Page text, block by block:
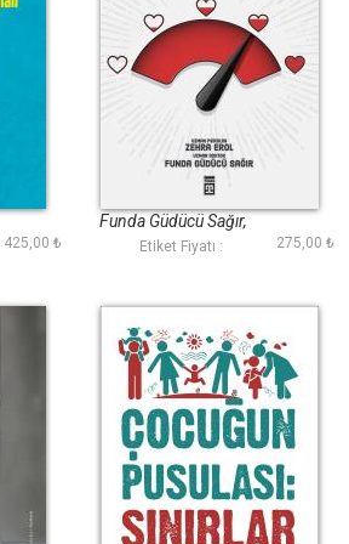
425,00 ₺
Aşk Psikolojisi
Funda Güdücü Sağır,
Zehra Erol
Etiket Fiyatı : 275,00 ₺